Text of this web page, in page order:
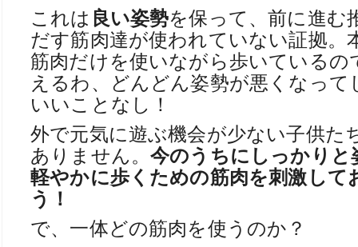
これは 良い姿勢を保って、前に進む
だす筋肉達が使われていない証拠。
筋肉だけを使いながら歩いているの
えるわ、どんどん姿勢が悪くなって
いいことなし！
外で元気に遊ぶ機会が少ない子供た
ありません。今のうちにしっかりと
軽やかに歩くための筋肉を刺激して
う！
で、一体どの筋肉を使うのか？